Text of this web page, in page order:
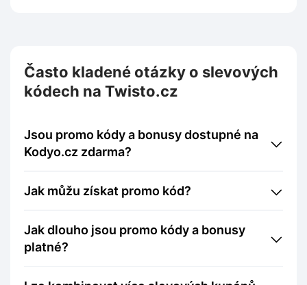
Často kladené otázky o slevových
kódech na Twisto.cz
Jsou promo kódy a bonusy dostupné na
Kodyo.cz zdarma?
Jak můžu získat promo kód?
Jak dlouho jsou promo kódy a bonusy
platné?